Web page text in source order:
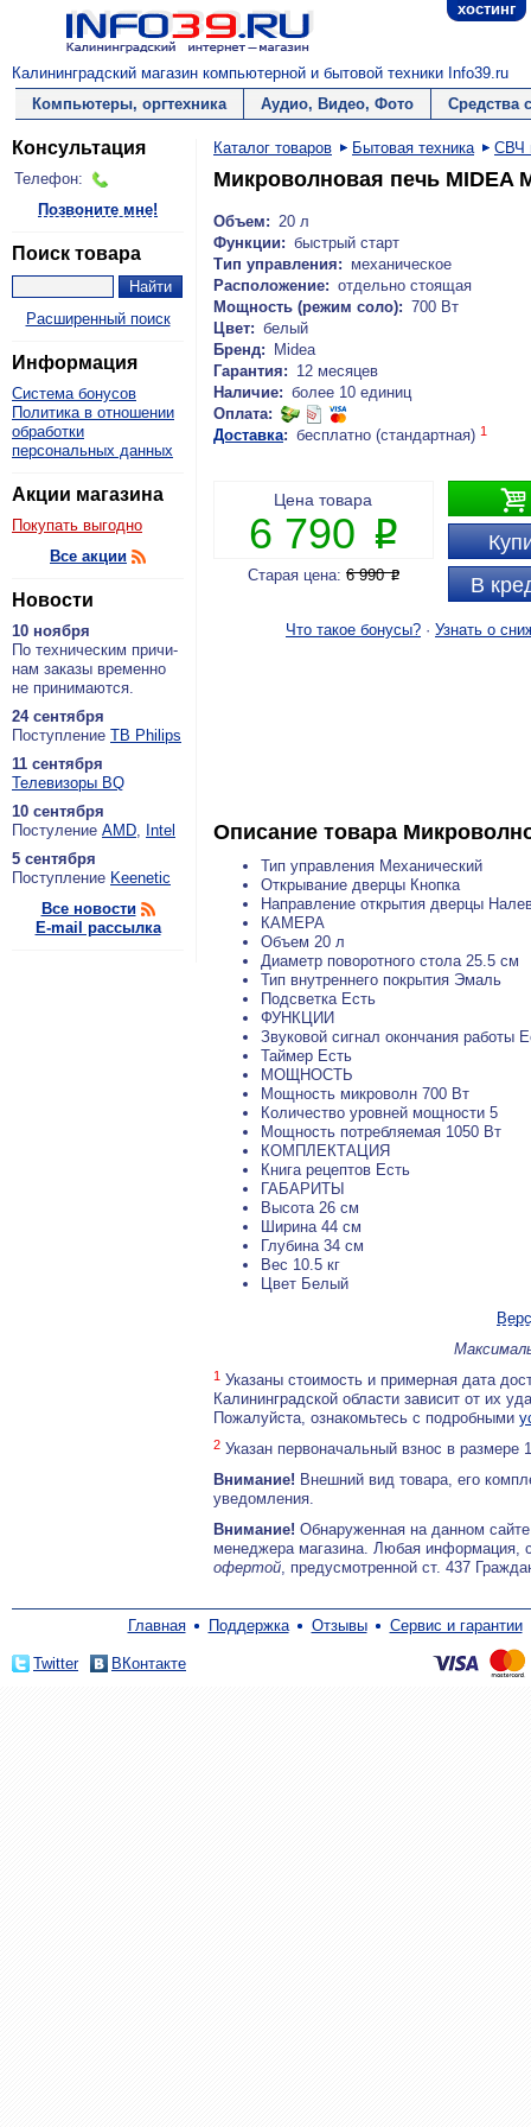
хостинг
Калининградский магазин компьютерной и бытовой техники Info39.ru
Компьютеры, оргтехника
Аудио, Видео, Фото Средства
Консультация
Телефон:
Позвоните мне!
Поиск товара
Расширенный поиск
Информация
Система бонусов
Политика в отношении
обработки
персональных данных
Акции магазина
Покупать выгодно
Все акции
Новости
10 ноября
По тех­ни­че­ским при­чи­
нам за­ка­зы вре­мен­но
не при­ни­ма­ют­ся.
24 сентября
По­ступ­ле­ние ТВ Philips
11 сентября
Теле­ви­зо­ры BQ
10 сентября
По­сту­ле­ние AMD, Intel
5 сентября
По­ступ­ле­ние Keenetic
Все новости
E-mail рассылка
Каталог товаров Бытовая техника СВЧ
Микроволновая печь MIDEA
Объем: 20 л
Функции: быстрый старт
Тип управления: механическое
Расположение: отдельно стоящая
Мощность (режим соло): 700 Вт
Цвет: белый
Бренд:
Midea
Гарантия: 12 месяцев
Наличие: более 10 единиц
Оплата:
Доставка: бесплатно (стандартная) 1

В
Цена товара
6 790 P
Старая цена: 6 990P
Что такое бонусы? · Узнать о
Описание товара
Тип управления Механический
Открывание дверцы Кнопка
Направление открытия дверцы
КАМЕРА
Объем 20 л
Диаметр поворотного стола 25.5 см
Тип внутреннего покрытия Эмаль
Подсветка Есть
ФУНКЦИИ
Звуковой сигнал окончания работы
Таймер Есть
МОЩНОСТЬ
Мощность микроволн 700 Вт
Количество уровней мощности 5
Мощность потребляемая 1050 Вт
КОМПЛЕКТАЦИЯ
Книга рецептов Есть
ГАБАРИТЫ
Высота 26 см
Ширина 44 см
Глубина 34 см
Вес 10.5 кг
Цвет Белый
1 Указаны стоимость и примерная дата
Калининградской области зависит от их
Пожалуйста, ознакомьтесь с подробными
2 Указан первоначальный взнос в
Внимание! Внешний вид товара, его
уведомления.
Внимание! Обнаруженная на данном
менеджера магазина. Любая информация,
офертой, предусмотренной ст. 437
Главная Поддержка Отзывы Сервис и гарантии
Twitter ВКонтакте